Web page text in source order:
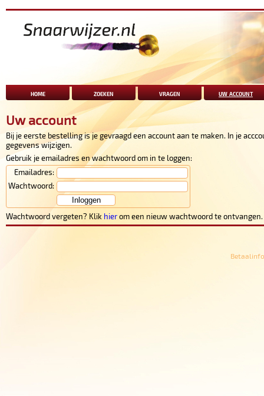
home zoeken vragen uw account
Uw account
Bij je eerste bestelling is je gevraagd een account aan te maken. In je
gegevens wijzigen.
Gebruik je emailadres en wachtwoord om in te loggen:
Emailadres:
Wachtwoord:
Inloggen
Wachtwoord vergeten? Klik hierom een nieuw wachtwoord te ontvangen.
Betaalinfo